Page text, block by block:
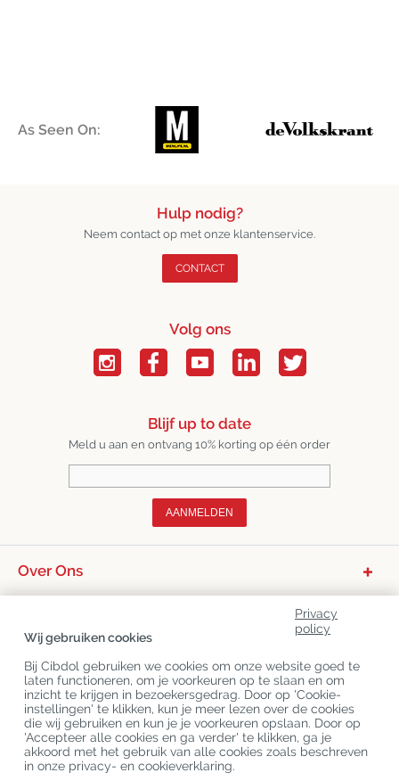
As Seen On:
Hulp nodig?
Neem contact op met onze klantenservice.
CONTACT
Volg ons
Blijf up to date
Meld u aan en ontvang 10% korting op één order
AANMELDEN
Over Ons
Klantenservice
Laatste CBD Blogs
Privacy
policy
Wij gebruiken cookies
Bij Cibdol gebruiken we cookies om onze website goed te
laten functioneren, om je voorkeuren op te slaan en om
inzicht te krijgen in bezoekersgedrag. Door op 'Cookie-
instellingen' te klikken, kun je meer lezen over de cookies
die wij gebruiken en kun je je voorkeuren opslaan. Door op
'Accepteer alle cookies en ga verder' te klikken, ga je
akkoord met het gebruik van alle cookies zoals beschreven
in onze privacy- en cookieverklaring.
Copyright © Cibdol
Last updated 09-08-2026
Cibdol bv
, Handelsweg 1a, 5492NL Sint-Oedenrode, the Netherlands
KvK: 76495035 VAT: NL860644923B01